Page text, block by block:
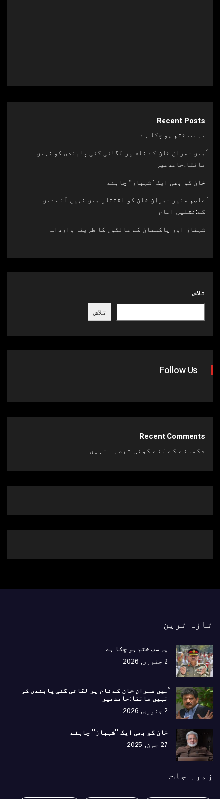
Recent Posts
یہ سب ختم ہو چکا ہے
٘میں عمران خان کے نام پر لگائی گئی پابندی کو نہیں
مانتا:حامدمیر
خان کو بھی ایک ’’شہباز‘‘ چاہئے​
ٰعاصم منیر عمران خان کو اقتتار میں نہیں آنے دیں
گے:ثقلین امام
شہناز اور پاکستان کے مالکوں کا طریقہ واردات
تلاش
تلاش
Follow Us
Recent Comments
دکھانے کے لئے کوئی تبصرہ نہیں۔
تازہ ترین
یہ سب ختم ہو چکا ہے
2 جنوری, 2026
٘میں عمران خان کے نام پر لگائی گئی پابندی کو
نہیں مانتا:حامدمیر
2 جنوری, 2026
خان کو بھی ایک ’’شہباز‘‘ چاہئے​
27 جون, 2025
زمرہ جات